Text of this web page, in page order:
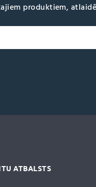
produktiem,
ATBALSTS